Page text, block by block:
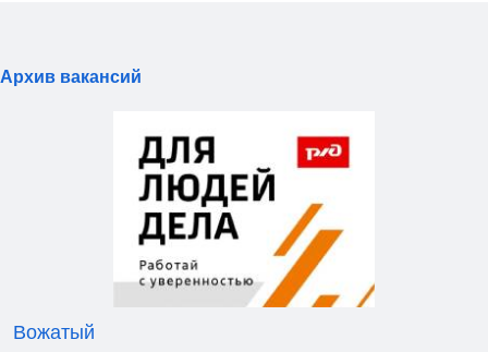
Архив вакансий
Вожатый